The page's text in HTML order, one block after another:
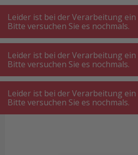
A +++
A+++
A +++
A+++
MyPost
MyPost
MENÜ
Kinderspielzeug Pimp It Up
Pimp It Up Helium-Set
Leider ist bei der Verarbeitung
Bitte versuchen Sie es nochmals.
Leider ist bei der Verarbeitung
Bitte versuchen Sie es nochmals.
Leider ist bei der Verarbeitung
Bitte versuchen Sie es nochmals.